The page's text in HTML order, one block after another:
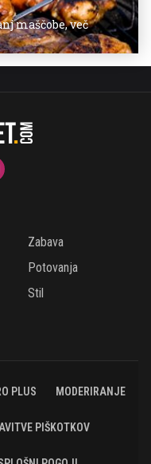
maščobe, več
Zabava
Potovanja
Stil
PLUS MODERIRANJE
PIŠKOTKOV